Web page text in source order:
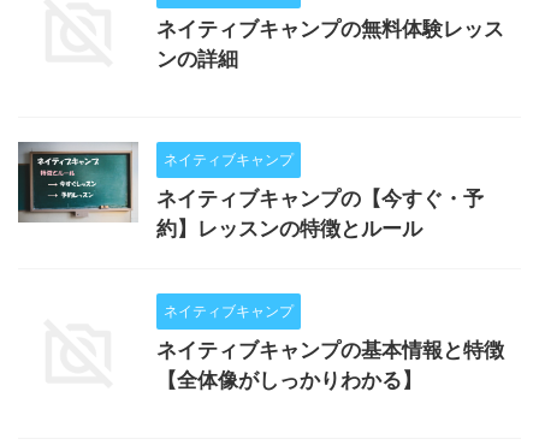
ネイティブキャンプの無料体験レッス
ンの詳細
ネイティブキャンプ
ネイティブキャンプの【今すぐ・予
約】レッスンの特徴とルール
ネイティブキャンプ
ネイティブキャンプの基本情報と特徴
【全体像がしっかりわかる】